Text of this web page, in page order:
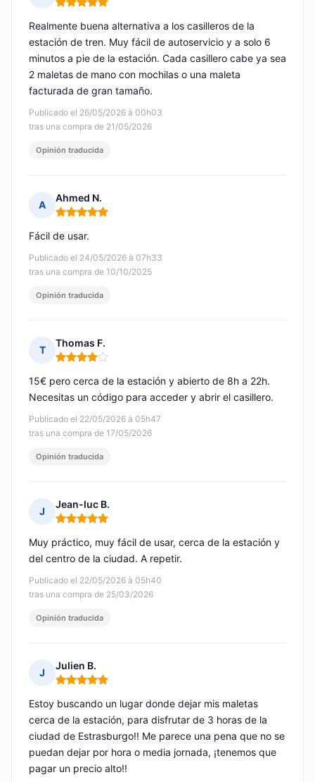
Nota: 5 de 5
Publicado el 26/05/2026 à 00h03
tras una compra de 21/05/2026
Realmente buena alternativa a los casilleros de la
estación de tren. Muy fácil de autoservicio y a solo 6
minutos a pie de la estación. Cada casillero cabe ya sea
2 maletas de mano con mochilas o una maleta
facturada de gran tamaño.
Opinión traducida
A
Ahmed N.
Nota: 5 de 5
Publicado el 24/05/2026 à 07h33
tras una compra de 10/10/2025
Fácil de usar.
Opinión traducida
T
Thomas F.
Nota: 4 de 5
Publicado el 22/05/2026 à 05h47
tras una compra de 17/05/2026
15€ pero cerca de la estación y abierto de 8h a 22h.
Necesitas un código para acceder y abrir el casillero.
Opinión traducida
J
Jean-luc B.
Nota: 5 de 5
Publicado el 22/05/2026 à 05h40
tras una compra de 25/03/2026
Muy práctico, muy fácil de usar, cerca de la estación y
del centro de la ciudad. A repetir.
Opinión traducida
J
Julien B.
Nota: 5 de 5
Estoy buscando un lugar donde dejar mis maletas
cerca de la estación, para disfrutar de 3 horas de la
ciudad de Estrasburgo!! Me parece una pena que no se
puedan dejar por hora o media jornada, ¡tenemos que
pagar un precio alto!!